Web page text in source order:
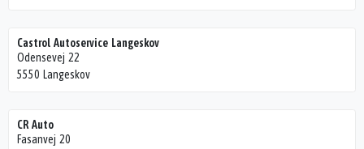
Castrol Autoservice Langeskov
Odensevej 22
5550 Langeskov
CR Auto
Fasanvej 20